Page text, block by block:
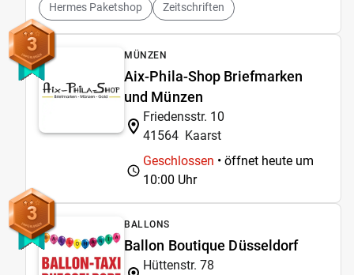
Hermes Paketshop Zeitschriften
3 MÜNZEN
Aix-Phila-Shop Briefmarken
und Münzen
Friedensstr. 10
41564 Kaarst
Geschlossen • öffnet heute um
10:00 Uhr
3 BALLONS
Ballon Boutique Düsseldorf
Hüttenstr. 78